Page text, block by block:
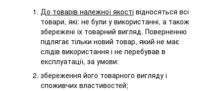
До товарів належної якості відносяться всі
товари, які: не були у використанні, а також
збережені їх товарний вигляд. Поверненню
підлягає тільки новий товар, який не має
слідів використання і не перебував в
експлуатації, за умови:
збереження його товарного вигляду і
споживчих властивостей;